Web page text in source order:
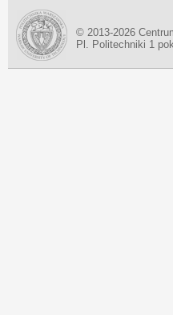
© 2013-2026
Pl. Politechniki 1